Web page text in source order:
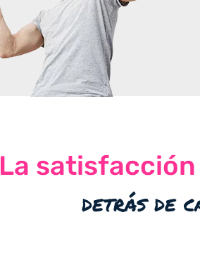
La
detrás de